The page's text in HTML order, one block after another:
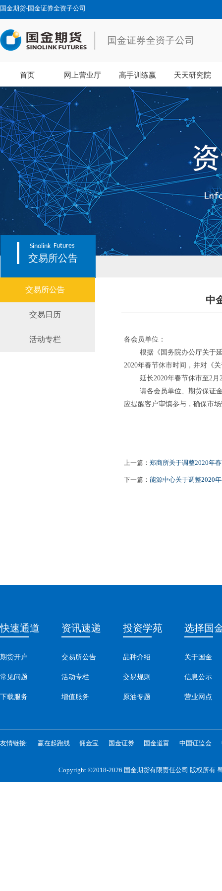
国金期货-国金证券全资子公司
首页 网上营业厅 高手训练赢 天天研究院
Sinolink Futures
交易所公告
交易所公告
交易日历
活动专栏
中
各会员单位：
根据《国务院办公厅关于
2020年春节休市时间，并对《
延长2020年春节休市至2
请各会员单位、期货保证
应提醒客户审慎参与，确保市
上一篇： 郑商所关于调整2020年
下一篇： 能源中心关于调整2020
快速通道
期货开户
常见问题
下载服务
资讯速递
交易所公告
活动专栏
增值服务
投资学苑
品种介绍
交易规则
原油专题
选择国
关于国金
信息公示
营业网点
友情链接: 赢在起跑线 佣金宝 国金证券 国金道富 中国证监会
Copyright ©2018-2026 国金期货有限责任公司 版权所有